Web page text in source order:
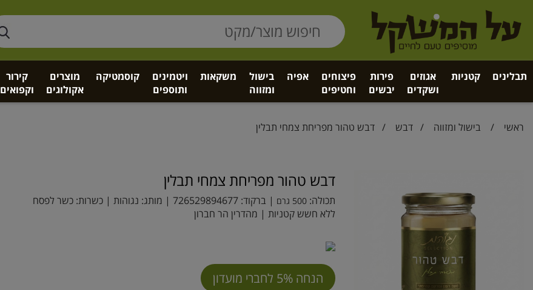
תבלינים קטניות
אגוזים
ושקדים
פירות
יבשים
פיצוחים
וחטיפים
אפיה
בישול
ומזווה
משקאות
ויטמינים
ותוספים
קוסמטיקה
מוצרים
אקולוגים
קירור
וקפואים
ראשי / בישול ומזווה / דבש / דבש טהור מפריחת צמחי תבלין
דבש טהור מפריחת צמחי תבלין
תכולה:500 גרם | ברקוד:726529894677 | מותג: נגוהות | כשרות: כשר לפסח
ללא חשש קטניות | מהדרין הר חברון
הנחה 5% לחברי מועדון